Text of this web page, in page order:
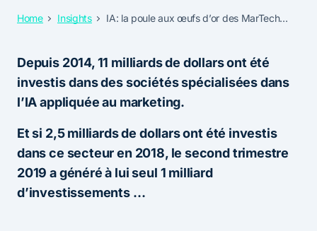
Home Insights IA: la poule aux œufs d’or des MarTech…
Depuis 2014, 11 milliards de dollars ont été
investis dans des sociétés spécialisées dans
l’IA appliquée au marketing.
Et si 2,5 milliards de dollars ont été investis
dans ce secteur en 2018, le second trimestre
2019 a généré à lui seul 1 milliard
d’investissements …